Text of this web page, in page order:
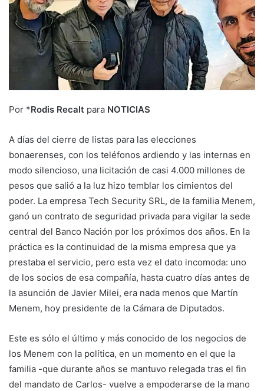
Por *Rodis Recalt para NOTICIAS
A días del cierre de listas para las elecciones
bonaerenses, con los teléfonos ardiendo y las internas en
modo silencioso, una licitación de casi 4.000 millones de
pesos que salió a la luz hizo temblar los cimientos del
poder. La empresa Tech Security SRL, de la familia Menem,
ganó un contrato de seguridad privada para vigilar la sede
central del Banco Nación por los próximos dos años. En la
práctica es la continuidad de la misma empresa que ya
prestaba el servicio, pero esta vez el dato incomoda: uno
de los socios de esa compañía, hasta cuatro días antes de
la asunción de Javier Milei, era nada menos que Martín
Menem, hoy presidente de la Cámara de Diputados.
Este es sólo el último y más conocido de los negocios de
los Menem con la política, en un momento en el que la
familia -que durante años se mantuvo relegada tras el fin
del mandato de Carlos- vuelve a empoderarse de la mano